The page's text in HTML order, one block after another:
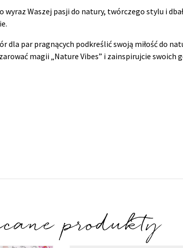
wyraz Waszej pasji do natury, twórczego stylu i
dla par pragnących podkreślić swoją miłość do
magii „Nature Vibes” i zainspirujcie
produkty